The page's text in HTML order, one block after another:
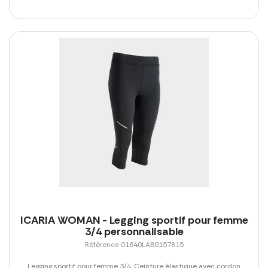
ICARIA WOMAN - Legging sportif pour femme
3/4 personnalisable
Référence 01640LAB0157815
Legging sportif pour femme 3/4. Ceinture élastique avec cordon